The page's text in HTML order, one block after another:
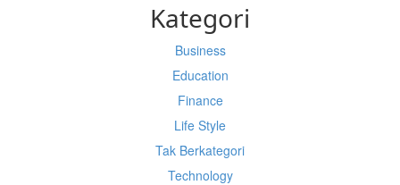
Kategori
Business
Education
Finance
Life Style
Tak Berkategori
Technology